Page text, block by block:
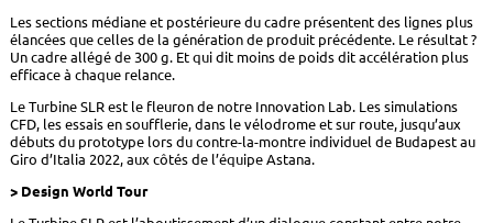
Les sections médiane et postérieure du cadre présentent des lignes plus
élancées que celles de la génération de produit précédente. Le résultat ?
Un cadre allégé de 300 g. Et qui dit moins de poids dit accélération plus
efficace à chaque relance.
Le Turbine SLR est le fleuron de notre Innovation Lab. Les simulations
CFD, les essais en soufflerie, dans le vélodrome et sur route, jusqu’aux
débuts du prototype lors du contre-la-montre individuel de Budapest au
Giro d’Italia 2022, aux côtés de l’équipe Astana.
> Design World Tour